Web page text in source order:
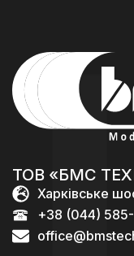
ТОВ «БМС
Харківське
+38 (044)